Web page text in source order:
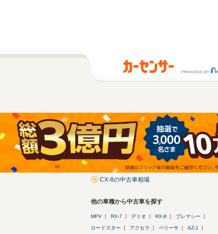
CX-8の中古車相場
他の車種から中古車を探す
MPV RX-7 デミオ RX-8 プレマシー
ロードスター アクセラ ベリーサ AZ-1